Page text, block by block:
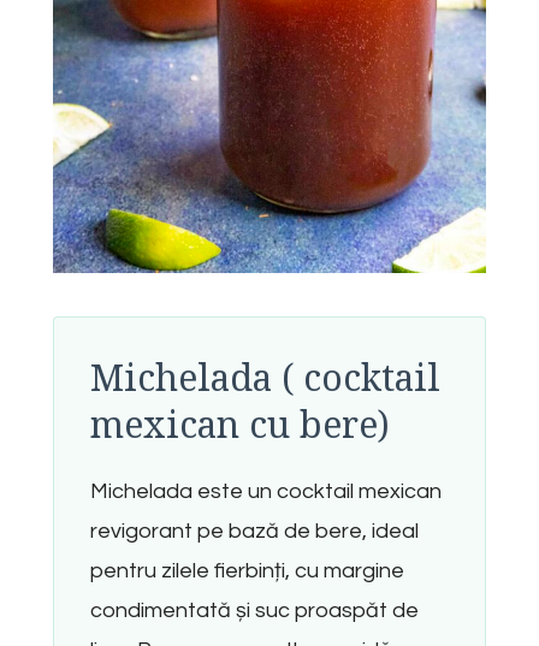
Michelada ( cocktail
mexican cu bere)
Michelada este un cocktail mexican
revigorant pe bază de bere, ideal
pentru zilele fierbinți, cu margine
condimentată și suc proaspăt de